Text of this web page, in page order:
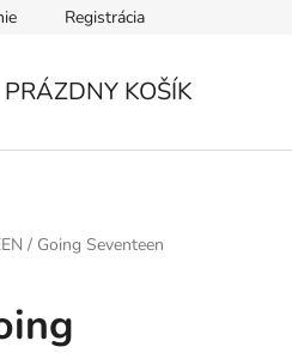
Registrácia
PRÁZDNY KOŠÍK
/ Going Seventeen